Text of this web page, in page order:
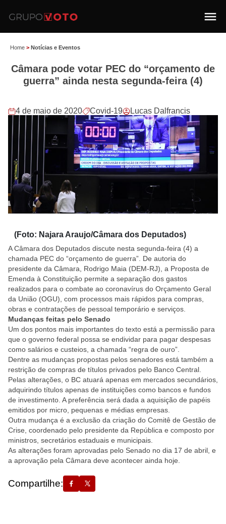
Home > Notícias e Eventos
Câmara pode votar PEC do “orçamento de
guerra” ainda nesta segunda-feira (4)
4 de maio de 2020 Covid-19 Lucas Dalfrancis
(Foto: Najara Araujo/Câmara dos Deputados)
A Câmara dos Deputados discute nesta segunda-feira (4) a
chamada PEC do “orçamento de guerra”. De autoria do
presidente da Câmara, Rodrigo Maia (DEM-RJ), a Proposta de
Emenda à Constituição permite a separação dos gastos
realizados para o combate ao coronavírus do Orçamento Geral
da União (OGU), com processos mais rápidos para compras,
obras e contratações de pessoal temporário e serviços.
Mudanças feitas pelo Senado
Um dos pontos mais importantes do texto está a permissão para
que o governo federal possa se endividar para pagar despesas
como salários e custeios, a chamada “regra de ouro”.
Dentre as mudanças propostas pelos senadores está também a
restrição de compras de títulos privados pelo Banco Central.
Pelas alterações, o BC atuará apenas em mercados secundários,
adquirindo títulos apenas de instituições como bancos e fundos
de investimento. A preferência será dada a aquisição de papéis
emitidos por micro, pequenas e médias empresas.
Outra mudança é a exclusão da criação do Comitê de Gestão de
Crise, coordenado pelo presidente da República e composto por
ministros, secretários estaduais e municipais.
As alterações foram aprovadas pelo Senado no dia 17 de abril, e
a aprovação pela Câmara deve acontecer ainda hoje.
Compartilhe: